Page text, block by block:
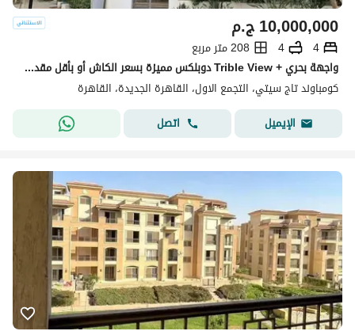
ج.م10,000,000
4
4
208 متر مربع
واجهة بحري + Trible View دوبلكس مميزة بسعر الكاش أو بأقل مقدم للبيع في تاج سيتي التجمع الأول بجوار جاردينيا ودقائق من شيراتون Taj City New Cairo
كومباوند تاج سيتي، التجمع الاول، القاهرة الجديدة، القاهرة
الإيميل
اتصل